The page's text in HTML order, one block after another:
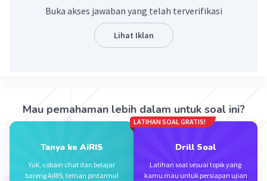
Beri Rating Balas
Akhsan S
— Tampilkan 1 balasan lainnya
Buka akses jawaban yang telah terverifikasi
Lihat Iklan
Mau pemahaman lebih dalam untuk soal ini?
Tanya ke AiRIS
Yuk, cobain chat dan belajar
bareng AiRIS, teman pintarmu!
LATIHAN SOAL GRATIS!
Drill Soal
Latihan soal sesuai topik yang
kamu mau untuk persiapan ujian